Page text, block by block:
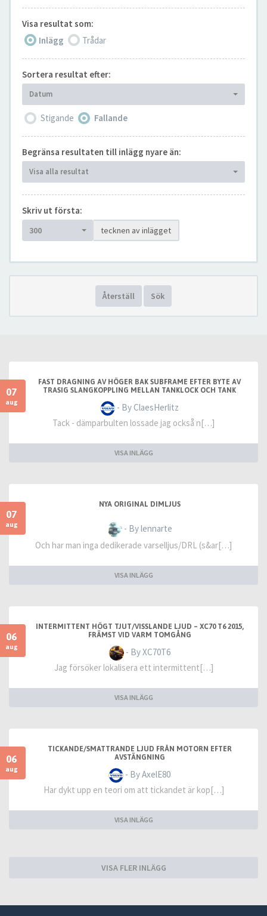
Visa resultat som:
Inlägg
Trådar
Sortera resultat efter:
Datum
Stigande Fallande
Begränsa resultaten till inlägg nyare än:
Visa alla resultat
Skriv ut första:
300 tecknen av inlägget
Återställ Sök
07
aug
FAST DRAGNING AV HÖGER BAK SUBFRAME EFTER BYTE AV
TRASIG SLANGKOPPLING MELLAN TANKLOCK OCH TANK
- By ClaesHerlitz
Tack - dämparbulten lossade jag också n[…]
VISA INLÄGG
07
aug
NYA ORIGINAL DIMLJUS
- By lennarte
Och har man inga dedikerade varselljus/DRL (s&ar[…]
VISA INLÄGG
06
aug
INTERMITTENT HÖGT TJUT/VISSLANDE LJUD – XC70 T6 2015,
FRÄMST VID VARM TOMGÅNG
- By XC70T6
Jag försöker lokalisera ett intermittent[…]
VISA INLÄGG
06
aug
TICKANDE/SMATTRANDE LJUD FRÅN MOTORN EFTER
AVSTÄNGNING
- By AxelE80
Har dykt upp en teori om att tickandet är kop[…]
VISA INLÄGG
VISA FLER INLÄGG